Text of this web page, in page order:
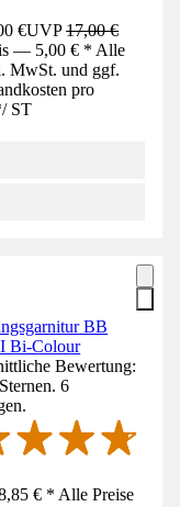
€UVP17,00 €
— 5,00 € * Alle
MwSt. und ggf.
pro
/ ST
BB
Bi-Colour
Bewertung:
6
€ * Alle Preise